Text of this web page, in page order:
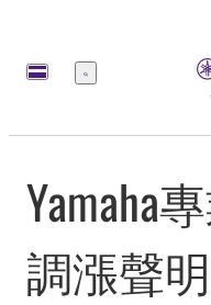
選
Yamaha
調漲聲明